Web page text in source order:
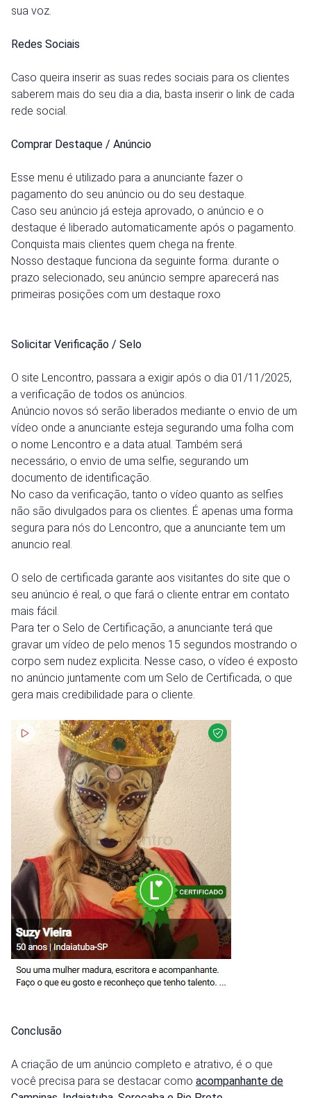
sua voz.
Redes Sociais
Caso queira inserir as suas redes sociais para os clientes
saberem mais do seu dia a dia, basta inserir o link de cada
rede social.
Comprar Destaque / Anúncio
Esse menu é utilizado para a anunciante fazer o
pagamento do seu anúncio ou do seu destaque.
Caso seu anúncio já esteja aprovado, o anúncio e o
destaque é liberado automaticamente após o pagamento.
Conquista mais clientes quem chega na frente.
Nosso destaque funciona da seguinte forma: durante o
prazo selecionado, seu anúncio sempre aparecerá nas
primeiras posições com um destaque roxo
Solicitar Verificação / Selo
O site Lencontro, passara a exigir após o dia 01/11/2025,
a verificação de todos os anúncios.
Anúncio novos só serão liberados mediante o envio de um
vídeo onde a anunciante esteja segurando uma folha com
o nome Lencontro e a data atual. Também será
necessário, o envio de uma selfie, segurando um
documento de identificação.
No caso da verificação, tanto o vídeo quanto as selfies
não são divulgados para os clientes. É apenas uma forma
segura para nós do Lencontro, que a anunciante tem um
anuncio real.
O selo de certificada garante aos visitantes do site que o
seu anúncio é real, o que fará o cliente entrar em contato
mais fácil.
Para ter o Selo de Certificação, a anunciante terá que
gravar um vídeo de pelo menos 15 segundos mostrando o
corpo sem nudez explicita. Nesse caso, o vídeo é exposto
no anúncio juntamente com um Selo de Certificada, o que
gera mais credibilidade para o cliente.
Conclusão
A criação de um anúncio completo e atrativo, é o que
você precisa para se destacar como acompanhante de